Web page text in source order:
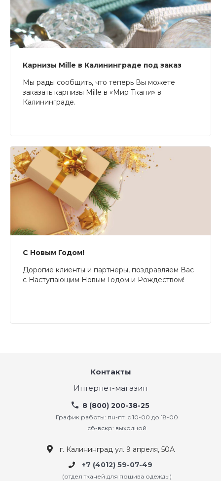
Карнизы Mille в Калининграде под заказ
Мы рады сообщить, что теперь Вы можете
заказать карнизы Mille в «Мир Ткани» в
Калининграде.
С Новым Годом!
Дорогие клиенты и партнеры, поздравляем Вас
с Наступающим Новым Годом и Рождеством!
Контакты
Интернет-магазин
8 (800) 200-38-25
График работы: пн-пт: с 10-00 до 18-00
сб-вскр: выходной
г. Калининград ул. 9 апреля, 50А
+7 (4012) 59-07-49
(отдел тканей для пошива одежды)